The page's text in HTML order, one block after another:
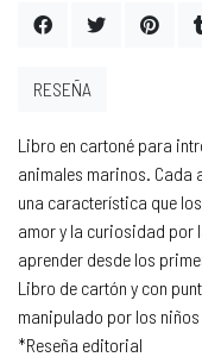
Libro en cartoné para
animales marinos. Cada
una característica que
amor y la curiosidad por
aprender desde los
Libro de cartón y con
manipulado por los
*Reseña editorial
RESEÑA